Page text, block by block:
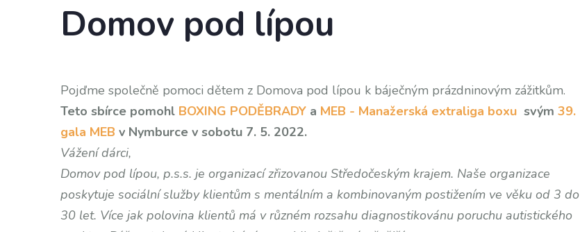
Domov pod lípou
Pojďme společně pomoci dětem z Domova pod lípou k báječným prázdninovým zážitkům.
Teto sbírce pomohl BOXING PODĚBRADY a MEB - Manažerská extraliga boxu svým 39.
gala MEB v Nymburce v sobotu 7. 5. 2022.
Vážení dárci,
Domov pod lípou, p.s.s. je organizací zřizovanou Středočeským krajem. Naše organizace
poskytuje sociální služby klientům s mentálním a kombinovaným postižením ve věku od 3 do
30 let. Více jak polovina klientů má v různém rozsahu diagnostikovánu poruchu autistického